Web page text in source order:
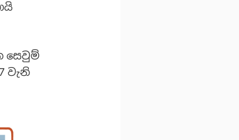
සෙවුම්
වැනි